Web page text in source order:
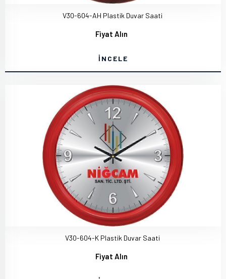
V30-604-AH Plastik Duvar Saati
Fiyat Alın
İNCELE
V30-604-K Plastik Duvar Saati
Fiyat Alın